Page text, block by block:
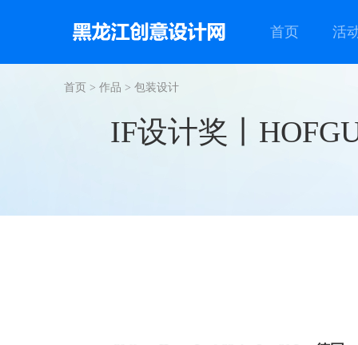
首页 活
首页 > 作品 > 包装设计
IF设计奖丨